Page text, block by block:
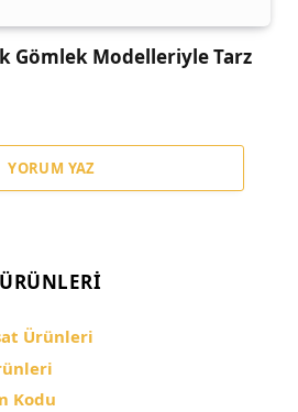
Gömlek Modelleriyle Tarz
YORUM YAZ
Ürünleri
Kodu